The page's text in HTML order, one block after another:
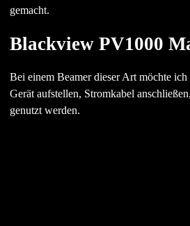
gemacht.
Blackview PV1000
Bei einem Beamer dieser Art möchte
Gerät aufstellen, Stromkabel
genutzt werden.